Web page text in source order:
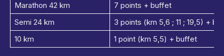
Marathon 42 km
7 points + buffet
Semi 24 km
3 points (km 5,6 ; 11 ; 19,5) +
10 km
1 point (km 5,5) + buffet